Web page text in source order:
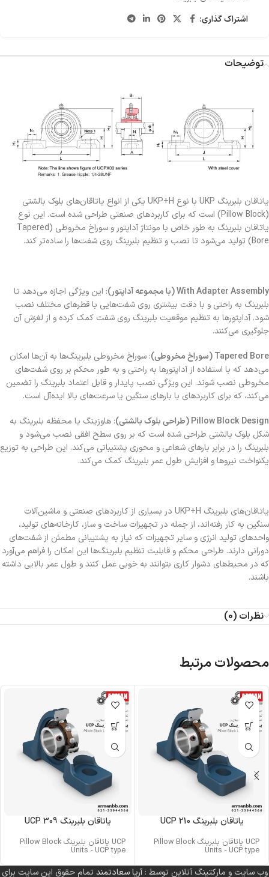
اشتراک گذاری:
توضیحات
یاتاقان بلبرینگ UKP با نوع UKP+H یکی از انواع یاتاقان‌های بلوک بالشتی
(Pillow Block) است که برای کاربردهای صنعتی طراحی شده است. این نوع
یاتاقان بلبرینگ به طور خاص با مونتاژ آداپتور و سوراخ مخروطی (Tapered
Bore) تولید می‌شود تا نصب و تنظیم بلبرینگ روی شفت‌ها را ساده‌تر کند.
With Adapter Assembly (با مجموعه آداپتور)
: این ویژگی اجازه می‌دهد تا
بلبرینگ به راحتی و با دقت بیشتری روی شفت‌هایی با قطرهای مختلف نصب
شود. آداپتورها به تنظیم موقعیت بلبرینگ روی شفت کمک کرده و از لغزش آن
جلوگیری می‌کنند.
Tapered Bore (سوراخ مخروطی)
: سوراخ مخروطی بلبرینگ‌ها به آن‌ها امکان
می‌دهد که با استفاده از آداپتورها به راحتی و به طور محکم بر روی شفت‌های
مخروطی نصب شوند. این ویژگی نصب پایدار و قابل اعتماد بلبرینگ را تضمین
می‌کند، که برای کاربردهای با بارهای سنگین یا سرعت‌های بالا ایده‌آل است.
Pillow Block Design (طراحی بلوک بالشتی)
: هاوزینگ یا محفظه بلبرینگ به
شکل بلوک بالشتی طراحی شده است که بر روی سطح افقی نصب می‌شود و
بلبرینگ را در برابر بارهای شعاعی و محوری پشتیبانی می‌کند. این طراحی به توزیع
یکنواخت نیروها و افزایش طول عمر بلبرینگ کمک می‌کند.
یاتاقان‌های بلبرینگ UKP+H در بسیاری از کاربردهای صنعتی و ماشین‌آلات
سنگین به کار رفته‌اند، از جمله در تجهیزات ساخت و ساز، کارخانه‌های تولید،
واحدهای تولید انرژی و سایر تجهیزات که نیاز به پشتیبانی مطمئن از شفت‌های
دورانی دارند. طراحی محکم و قابلیت تنظیم بلبرینگ‌ها این امکان را فراهم می‌آورد
که در محیط‌های دشوار کاری بتوانند به خوبی عمل کنند و طول عمر بالایی داشته
باشند.
نظرات (0)
محصولات مرتبط
یاتاقان بلبرینگ UCP 210
UCP یاتاقان بلبرینگ Pillow Block
Units - UCP type
یاتاقان بلبرینگ UCP 309
UCP یاتاقان بلبرینگ Pillow Block
Units - UCP type
وب سایت و مارکتینگ آنلاین توسط :آریا سعادتمندتمام حقوق این سایت برای